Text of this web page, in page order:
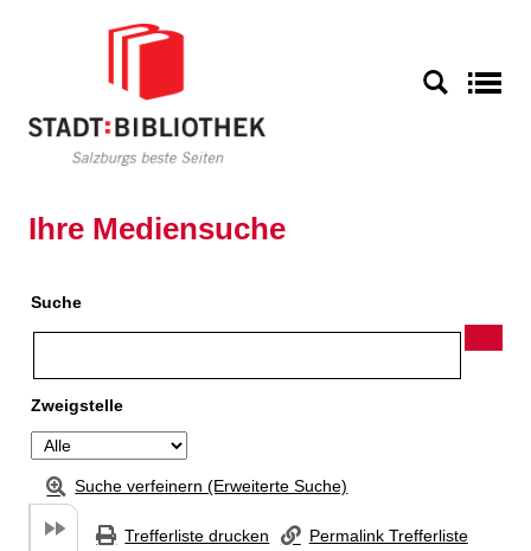
Ihre Mediensuche
Suche
Zweigstelle
Suche verfeinern (Erweiterte Suche)
Trefferliste drucken
Permalink Trefferliste